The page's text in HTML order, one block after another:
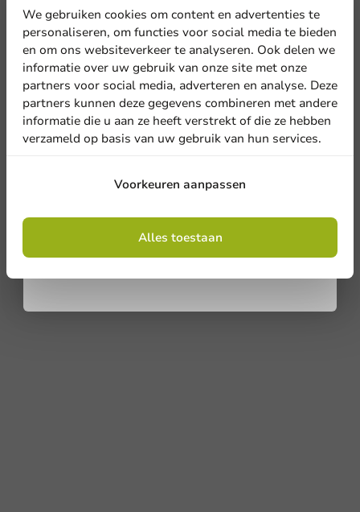
We gebruiken cookies om content en advertenties te
personaliseren, om functies voor social media te bieden
en om ons websiteverkeer te analyseren. Ook delen we
informatie over uw gebruik van onze site met onze
partners voor social media, adverteren en analyse. Deze
partners kunnen deze gegevens combineren met andere
informatie die u aan ze heeft verstrekt of die ze hebben
verzameld op basis van uw gebruik van hun services.
Voorkeuren aanpassen
Alles toestaan
korting
Meld je aan voor onze
nieuwsbrief!
Aanmelden
Door je in te schrijven, ga je akkoord met de
algemene voorwaarden